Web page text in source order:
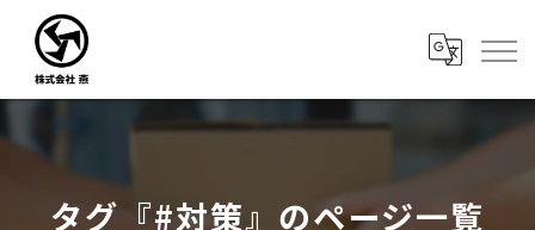
タグ『#対策』のページ一覧